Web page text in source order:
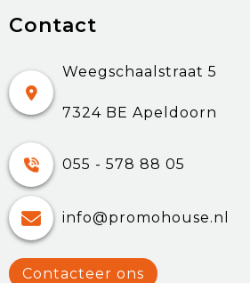
Contact
Weegschaalstraat 5
7324 BE Apeldoorn
055 - 578 88 05
info@promohouse.nl
Contacteer ons